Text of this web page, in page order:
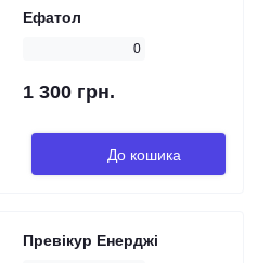
Ефатол
0
1 300 грн.
До кошика
Превікур Енерджі